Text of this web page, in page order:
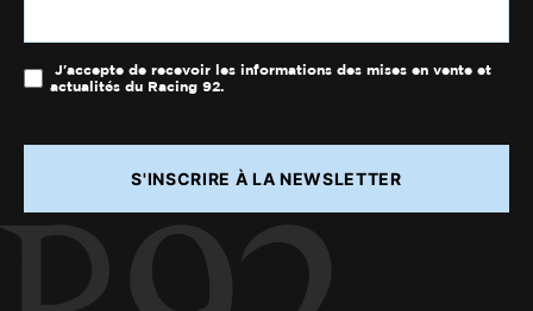
J'accepte de recevoir les informations des mises en vente et
actualités du Racing 92.
S'INSCRIRE À LA NEWSLETTER